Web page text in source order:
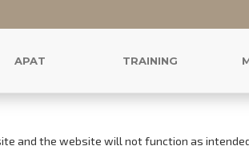
this website.
offer you a good browsing experience and
and the website will not function as
APAT TRAINING